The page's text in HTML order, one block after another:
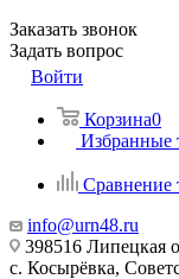
Заказать звонок
Задать вопрос
Войти
Корзина0
Избранные
Сравнение
info@urn48.ru
398516 Липецкая
с. Косырёвка,